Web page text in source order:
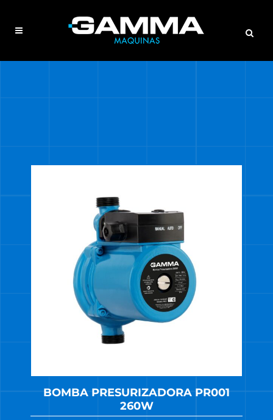
BOMBA PRESURIZADORA PR001
260W